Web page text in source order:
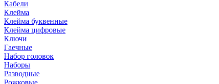
Кабели
Клейма
Клейма буквенные
Клейма цифровые
Ключи
Гаечные
Набор головок
Наборы
Разводные
Рожковые